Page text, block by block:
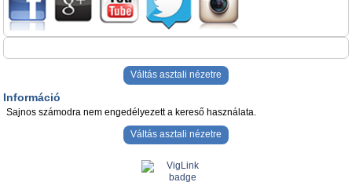
Váltás asztali nézetre
Információ
Sajnos számodra nem engedélyezett a kereső használata.
Váltás asztali nézetre